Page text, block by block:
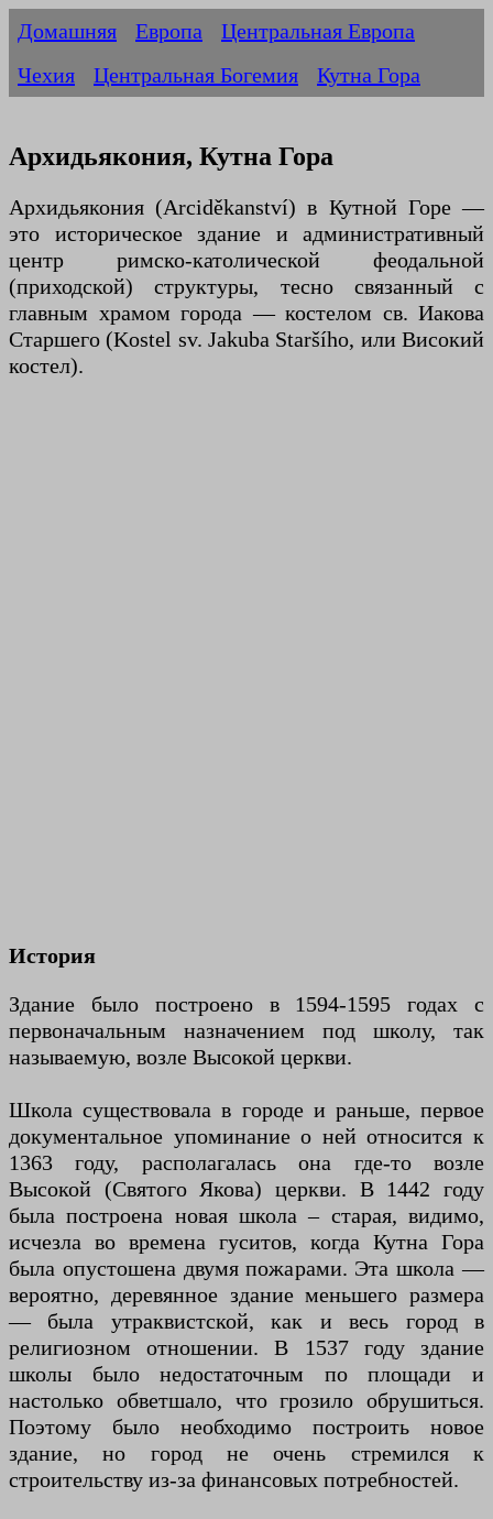
Домашняя Европа
Центральная Европа
Чехия
Центральная Богемия Кутна Гора
Архидьякония, Кутна Гора
Архидьякония (Arciděkanství) в Кутной Горе —
это историческое здание и административный
центр римско-католической феодальной
(приходской) структуры, тесно связанный с
главным храмом города — костелом св. Иакова
Старшего (Kostel sv. Jakuba Staršího, или Високий
костел).
История
Здание было построено в 1594-1595 годах с
первоначальным назначением под школу, так
называемую, возле Высокой церкви.
Школа существовала в городе и раньше, первое
документальное упоминание о ней относится к
1363 году, располагалась она где-то возле
Высокой (Святого Якова) церкви. В 1442 году
была построена новая школа – старая, видимо,
исчезла во времена гуситов, когда Кутна Гора
была опустошена двумя пожарами. Эта школа —
вероятно, деревянное здание меньшего размера
— была утраквистской, как и весь город в
религиозном отношении. В 1537 году здание
школы было недостаточным по площади и
настолько обветшало, что грозило обрушиться.
Поэтому было необходимо построить новое
здание, но город не очень стремился к
строительству из-за финансовых потребностей.